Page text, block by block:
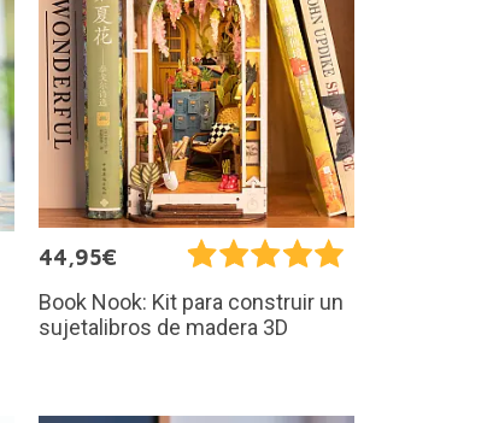
44,95€
Book Nook: Kit para construir un
sujetalibros de madera 3D